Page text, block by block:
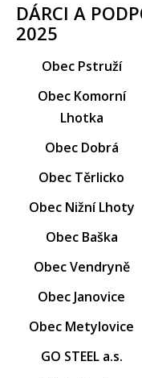
DÁRCI A
2025
Obec Pstruží
Obec Komorní
Lhotka
Obec Dobrá
Obec Těrlicko
Obec Nižní Lhoty
Obec Baška
Obec Vendryně
Obec Janovice
Obec Metylovice
GO STEEL a.s.